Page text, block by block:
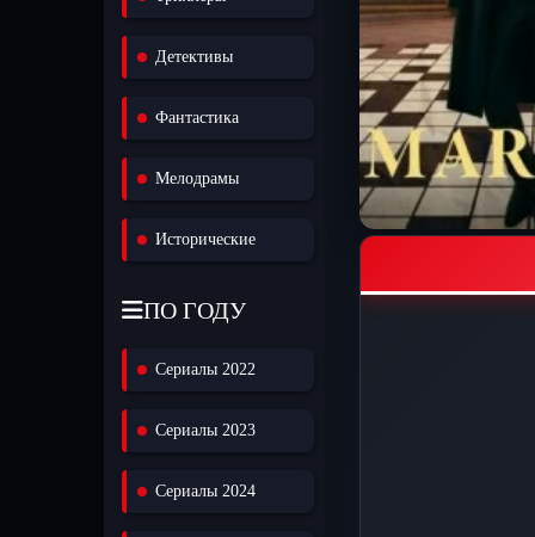
Детективы
Фантастика
Мелодрамы
Исторические
ПО ГОДУ
Сериалы 2022
Сериалы 2023
Сериалы 2024